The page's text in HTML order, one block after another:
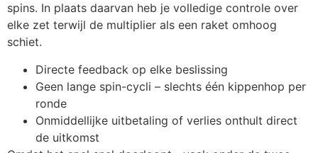
spins. In plaats daarvan heb je volledige controle over
elke zet terwijl de multiplier als een raket omhoog
schiet.
Directe feedback op elke beslissing
Geen lange spin-cycli – slechts één kippenhop per
ronde
Onmiddellijke uitbetaling of verlies onthult direct
de uitkomst